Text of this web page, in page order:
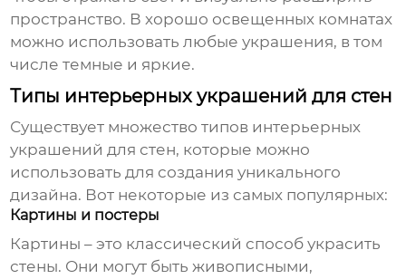
пространство. В хорошо освещенных комнатах
можно использовать любые украшения, в том
числе темные и яркие.
Типы интерьерных украшений для стен
Существует множество типов интерьерных
украшений для стен, которые можно
использовать для создания уникального
дизайна. Вот некоторые из самых популярных:
Картины и постеры
Картины – это классический способ украсить
стены. Они могут быть живописными,